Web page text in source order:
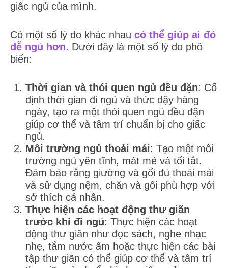
giấc ngủ của mình.
Có một số lý do khác nhau có thể giúp ai đó
dễ ngủ hơn. Dưới đây là một số lý do phổ
biến:
Thời gian và thói quen ngủ đều đặn: Cố
định thời gian đi ngủ và thức dậy hàng
ngày, tạo ra một thói quen ngủ đều đặn
giúp cơ thể và tâm trí chuẩn bị cho giấc
ngủ.
Môi trường ngủ thoải mái: Tạo một môi
trường ngủ yên tĩnh, mát mẻ và tối tắt.
Đảm bảo rằng giường và gối đủ thoải mái
và sử dụng nệm, chăn và gối phù hợp với
sở thích cá nhân.
Thực hiện các hoạt động thư giãn
trước khi đi ngủ: Thực hiện các hoạt
động thư giãn như đọc sách, nghe nhạc
nhẹ, tắm nước ấm hoặc thực hiện các bài
tập thư giãn có thể giúp cơ thể và tâm trí